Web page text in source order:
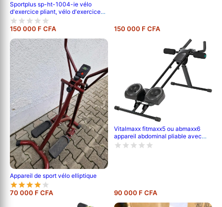
Sportplus sp-ht-1004-ie vélo
d'exercice pliant, vélo d'exercice
pliant avec dossier, mesure de la
fréquence cardiaque, programmes
d'entraînement, silencieux et sans
entretien
150 000 F CFA 150 000 F CFA
Appareil de sport vélo elliptique
70 000 F CFA
Vitalmaxx fitmaxx5 ou abmaxx6
appareil abdominal pliable avec
ordinateur d'entraînement |
90 000 F CFA